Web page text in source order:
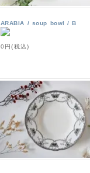
ARABIA / soup bowl / B
0円(税込)